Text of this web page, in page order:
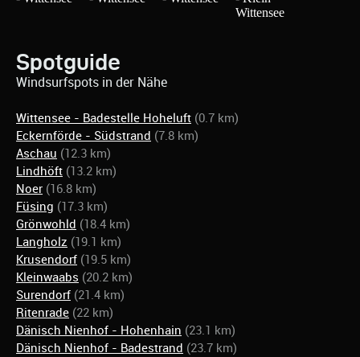
Spotguide
Windsurfspots in der Nähe
Wittensee - Badestelle Hoheluft (0.7 km)
Eckernförde - Südstrand (7.8 km)
Aschau (12.3 km)
Lindhöft (13.2 km)
Noer (16.8 km)
Füsing (17.3 km)
Grönwohld (18.4 km)
Langholz (19.1 km)
Krusendorf (19.5 km)
Kleinwaabs (20.2 km)
Surendorf (21.4 km)
Ritenrade (22 km)
Dänisch Nienhof - Hohenhain (23.1 km)
Dänisch Nienhof - Badestrand (23.7 km)